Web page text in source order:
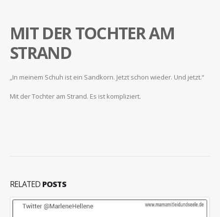
MIT DER TOCHTER AM
STRAND
„In meinem Schuh ist ein Sandkorn. Jetzt schon wieder. Und jetzt.“
Mit der Tochter am Strand. Es ist kompliziert.
RELATED POSTS